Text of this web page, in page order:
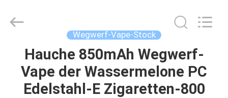
HAUS
PRODUKTE
Copyright
huaeason.com.
Reserved.
Wegwerf-Vape-Stock
Hauche 850mAh Wegwerf-
Vape der Wassermelone PC
Edelstahl-E Zigaretten-800